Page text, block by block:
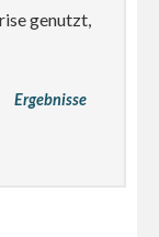
genutzt,
Ergebnisse